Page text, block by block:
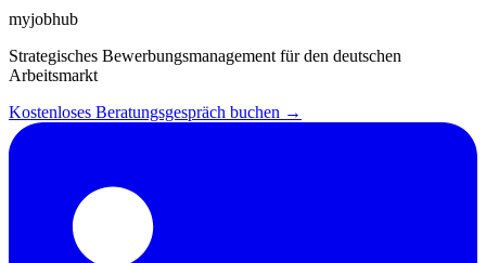
myjobhub
Strategisches Bewerbungsmanagement für den deutschen
Arbeitsmarkt
Kostenloses Beratungsgespräch buchen →